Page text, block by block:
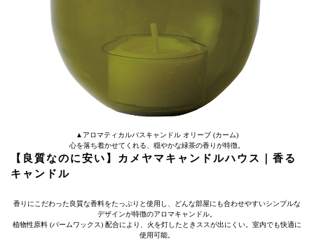
▲アロマティカルバスキャンドル オリーブ (カーム)
心を落ち着かせてくれる、穏やかな緑茶の香りが特徴。
【良質なのに安い】カメヤマキャンドルハウス｜香る
キャンドル
香りにこだわった良質な香料をたっぷりと使用し、どんな部屋にも合わせやすいシンプルな
デザインが特徴のアロマキャンドル。
植物性原料 (パームワックス) 配合により、火を灯したときススが出にくい。室内でも快適に
使用可能。